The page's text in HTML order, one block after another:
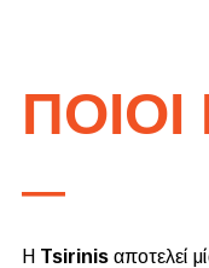
—
Η Tsirinis αποτελεί